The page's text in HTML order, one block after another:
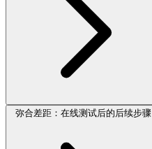
弥合差距：在线测试后的后续步骤